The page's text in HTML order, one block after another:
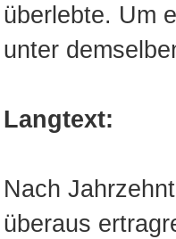
überlebte. Um
unter
Langtext:
Nach
überaus